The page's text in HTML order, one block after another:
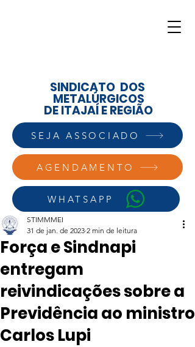
AGENDAMENTO
WHATSAPP
SINDICATO DOS
METALÚRGICOS
DE ITAJAÍ E REGIÃO
SEJA ASSOCIADO
Força e Sindnapi
entregam
reivindicações sobre a
Previdência ao ministro
Carlos Lupi
STIMMMEI
31 de jan. de 2023 2 min de leitura